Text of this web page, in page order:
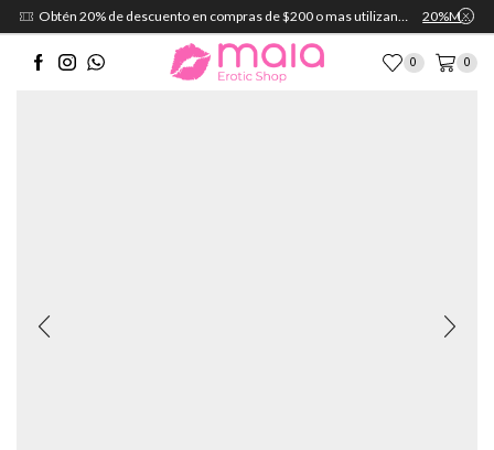
Obtén 20% de descuento en compras de $200 o mas utilizando el cupón: 20%MAIA
0 0